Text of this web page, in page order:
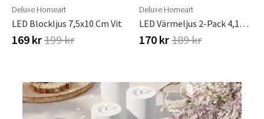
Deluxe Homeart
LED Blockljus 7,5x10 Cm Vit
169 kr199 kr
Deluxe Homeart
LED Värmeljus 2-Pack 4,1x4,5 Cm Vita
170 kr189 kr